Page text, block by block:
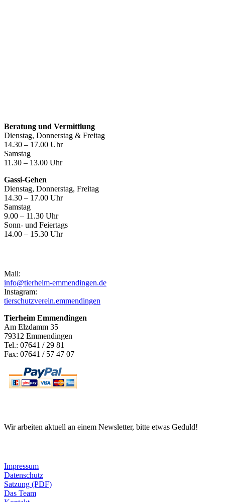
Beratung und Vermittlung
Dienstag, Donnerstag & Freitag
14.30 – 17.00 Uhr
Samstag
11.30 – 13.00 Uhr
Gassi-Gehen
Dienstag, Donnerstag, Freitag
14.30 – 17.00 Uhr
Samstag
9.00 – 11.30 Uhr
Sonn- und Feiertags
14.00 – 15.30 Uhr
Mail:
info@tierheim-emmendingen.de
Instagram:
tierschutzverein.emmendingen
Tierheim Emmendingen
Am Elzdamm 35
79312 Emmendingen
Tel.: 07641 / 29 81
Fax: 07641 / 57 47 07
Wir arbeiten aktuell an einem Newsletter, bitte etwas Geduld!
Impressum
Datenschutz
Satzung (PDF)
Das Team